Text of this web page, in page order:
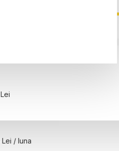
Lei
/ luna